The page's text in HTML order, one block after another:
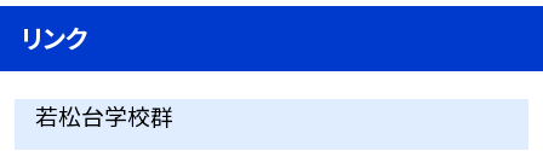
リンク
若松台学校群